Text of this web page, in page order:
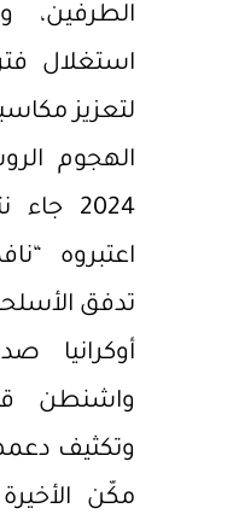
الطرفين،
استغلال
لتعزيز
الهجوم
2024
اعتبروه
تدفق
أوكرانيا
واشنطن
وتكثيف
مكّن